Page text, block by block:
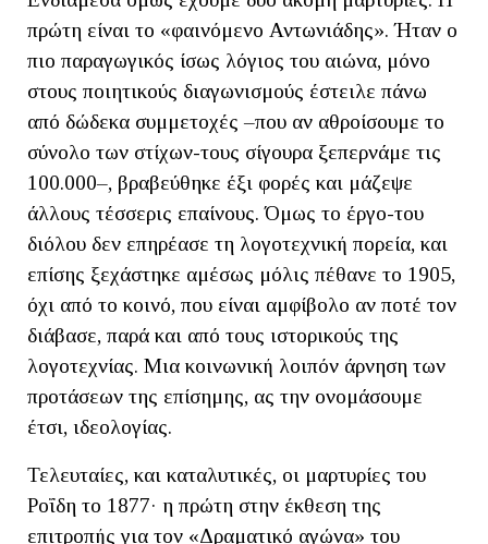
πρώτη είναι το «φαινόμενο Αντωνιάδης». Ήταν ο
πιο παραγωγικός ίσως λόγιος του αιώνα, μόνο
στους ποιητικούς διαγωνισμούς έστειλε πάνω
από δώδεκα συμμετοχές –που αν αθροίσουμε το
σύνολο των στίχων-τους σίγουρα ξεπερνάμε τις
100.000–, βραβεύθηκε έξι φορές και μάζεψε
άλλους τέσσερις επαίνους. Όμως το έργο-του
διόλου δεν επηρέασε τη λογοτεχνική πορεία, και
επίσης ξεχάστηκε αμέσως μόλις πέθανε το 1905,
όχι από το κοινό, που είναι αμφίβολο αν ποτέ τον
διάβασε, παρά και από τους ιστορικούς της
λογοτεχνίας. Μια κοινωνική λοιπόν άρνηση των
προτάσεων της επίσημης, ας την ονομάσουμε
έτσι, ιδεολογίας.
Τελευταίες, και καταλυτικές, οι μαρτυρίες του
Ροΐδη το 1877· η πρώτη στην έκθεση της
επιτροπής για τον «Δραματικό αγώνα» του